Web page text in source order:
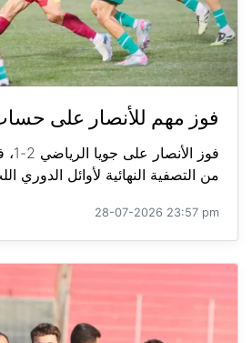
فوز مهم للأنصار على
فوز
من التصفية النهائية لأوائل الدوري
28-07-2026 23:57 pm